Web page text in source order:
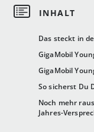
Das steckt in
GigaMobil
GigaMobil
So sicherst Du
Noch mehr
Jahres-